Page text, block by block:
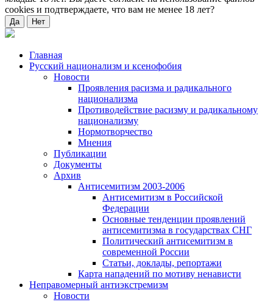
cookies и подтверждаете, что вам не менее 18 лет?
Да Нет
Главная
Русский национализм и ксенофобия
Новости
Проявления расизма и радикального
национализма
Противодействие расизму и радикальному
национализму
Нормотворчество
Мнения
Публикации
Документы
Архив
Антисемитизм 2003-2006
Антисемитизм в Российской
Федерации
Основные тенденции проявлений
антисемитизма в государствах СНГ
Политический антисемитизм в
современной России
Статьи, доклады, репортажи
Карта нападений по мотиву ненависти
Неправомерный антиэкстремизм
Новости